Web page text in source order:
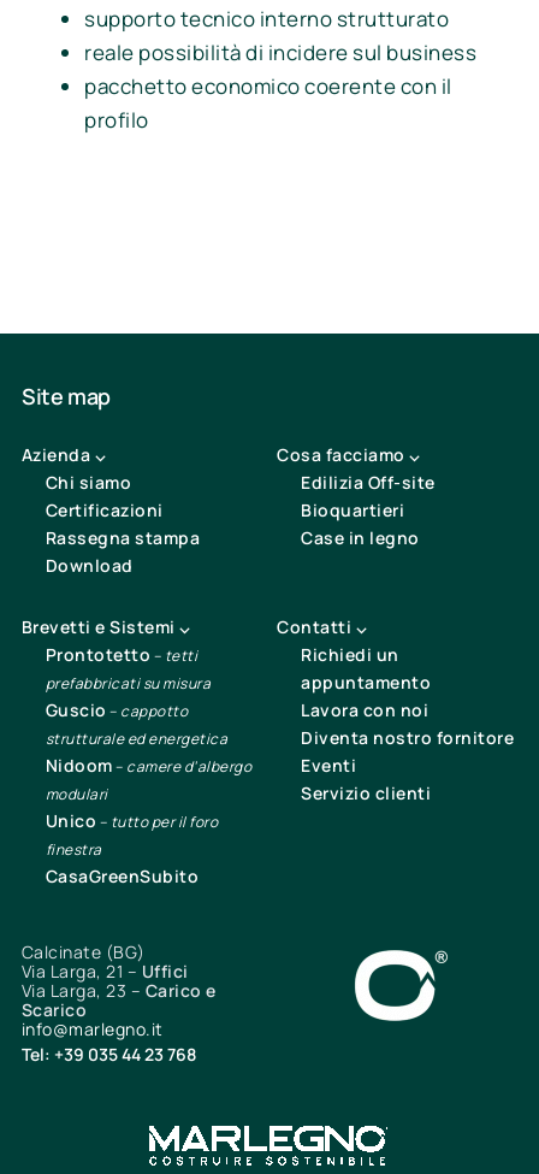
supporto tecnico interno strutturato
reale possibilità di incidere sul business
pacchetto economico coerente con il
profilo
Site map
Azienda ⌵
Chi siamo
Certificazioni
Rassegna stampa
Download
Cosa facciamo ⌵
Edilizia Off-site
Bioquartieri
Case in legno
Brevetti e Sistemi ⌵
Prontotetto – tetti
prefabbricati su misura
Guscio – cappotto
strutturale ed energetica
Nidoom– camere d’albergo
modulari
Unico – tutto per il foro
finestra
CasaGreenSubito
Contatti ⌵
Richiedi un
appuntamento
Lavora con noi
Diventa nostro fornitore
Eventi
Servizio clienti
Calcinate (BG)
Via Larga, 21 – Uffici
Via Larga, 23 – Carico e
Scarico
info@marlegno.it
Tel: +39 035 44 23 768